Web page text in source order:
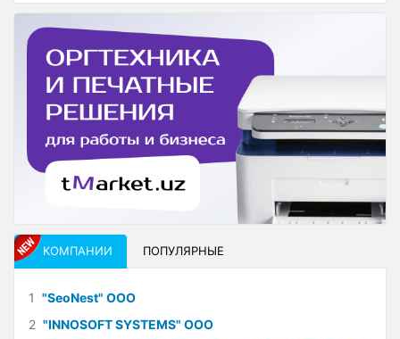
КОМПАНИИ ПОПУЛЯРНЫЕ
1 "SeoNest" ООО
2 "INNOSOFT SYSTEMS" ООО